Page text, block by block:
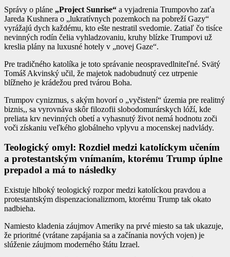
Správy o pláne „Project Sunrise“ a vyjadrenia Trumpovho zaťa
Jareda Kushnera o „lukratívnych pozemkoch na pobreží Gazy“
vyrážajú dych každému, kto ešte nestratil svedomie. Zatiaľ čo tisíce
nevinných rodín čelia vyhladzovaniu, kruhy blízke Trumpovi už
kreslia plány na luxusné hotely v „novej Gaze“.
Pre tradičného katolíka je toto správanie neospravedlniteľné. Svätý
Tomáš Akvinský učil, že majetok nadobudnutý cez utrpenie
blížneho je krádežou pred tvárou Boha.
Trumpov cynizmus, s akým hovorí o „vyčistení“ územia pre realitný
biznis,, sa vyrovnáva skôr filozofii slobodomurárskych lóží, kde
preliata krv nevinných obetí a vyhasnutý život nemá hodnotu zoči
voči získaniu veľkého globálneho vplyvu a mocenskej nadvlády.
Teologický omyl: Rozdiel medzi katolíckym učením
a protestantským vnímaním, ktorému Trump úplne
prepadol a má to následky
Existuje hlboký teologický rozpor medzi katolíckou pravdou a
protestantským dispenzacionalizmom, ktorému Trump tak okato
nadbieha.
Namiesto kladenia záujmov Ameriky na prvé miesto sa tak ukazuje,
že prioritné (vrátane zapájania sa a začínania nových vojen) je
slúženie záujmom moderného štátu Izrael.